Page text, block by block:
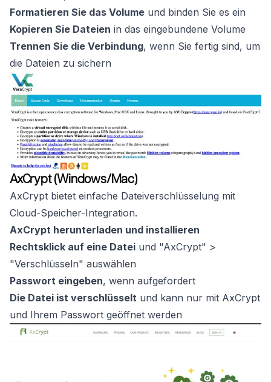
Formatieren Sie das Volume und binden Sie es ein
Kopieren Sie Dateien in das eingebundene Volume
Trennen Sie die Verbindung, wenn Sie fertig sind, um
die Dateien zu sichern
AxCrypt (Windows/Mac)
AxCrypt bietet einfache Dateiverschlüsselung mit
Cloud-Speicher-Integration.
AxCrypt herunterladen und installieren
Rechtsklick auf eine Datei und "AxCrypt" >
"Verschlüsseln" auswählen
Passwort eingeben, wenn aufgefordert
Die Datei ist verschlüsselt und kann nur mit AxCrypt
und Ihrem Passwort geöffnet werden